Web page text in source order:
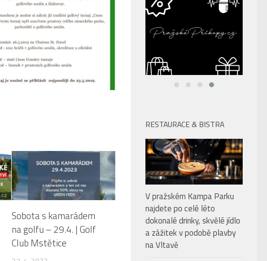
Sobota s kamarádem
na golfu – 29.4. | Golf
Club Mstětice
RESTAURACE & BISTRA
V pražském Kampa Parku
najdete po celé léto
dokonalé drinky, skvělé jídlo
a zážitek v podobě plavby
na Vltavě